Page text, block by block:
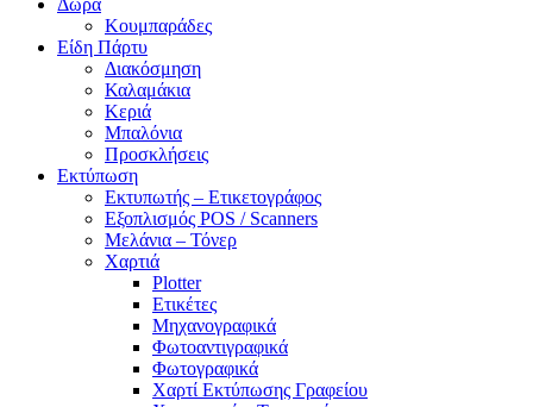
Κουμπαράδες
Είδη Πάρτυ
Διακόσμηση
Καλαμάκια
Κεριά
Μπαλόνια
Προσκλήσεις
Εκτύπωση
Εκτυπωτής – Ετικετογράφος
Εξοπλισμός POS / Scanners
Μελάνια – Τόνερ
Χαρτιά
Plotter
Ετικέτες
Μηχανογραφικά
Φωτοαντιγραφικά
Φωτογραφικά
Χαρτί Εκτύπωσης Γραφείου